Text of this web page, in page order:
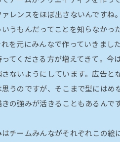
レンスをほぼ出さないんですね
うもんだってことを知らなかっ
を元にみんなで作っていきまし
てくださる方が増えてきて。今
ないようにしています。広告
うのですが、そこまで型には
の強みが活きることもあるんです
チームみんながそれぞれこの絵